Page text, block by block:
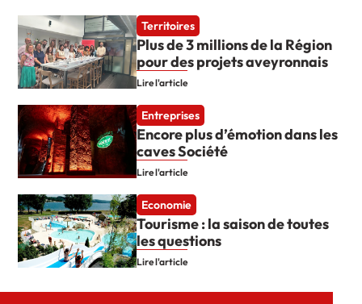
Territoires
Plus de 3 millions de la Région
pour des projets aveyronnais
Lire l'article
Entreprises
Encore plus d’émotion dans les
caves Société
Lire l'article
Economie
Tourisme : la saison de toutes
les questions
Lire l'article